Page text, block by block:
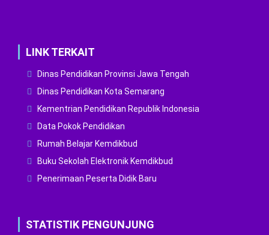
LINK TERKAIT
Dinas Pendidikan Provinsi Jawa Tengah
Dinas Pendidikan Kota Semarang
Kementrian Pendidikan Republik Indonesia
Data Pokok Pendidikan
Rumah Belajar Kemdikbud
Buku Sekolah Elektronik Kemdikbud
Penerimaan Peserta Didik Baru
STATISTIK PENGUNJUNG